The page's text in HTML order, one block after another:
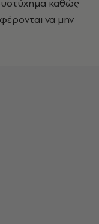
καθώς
να μην